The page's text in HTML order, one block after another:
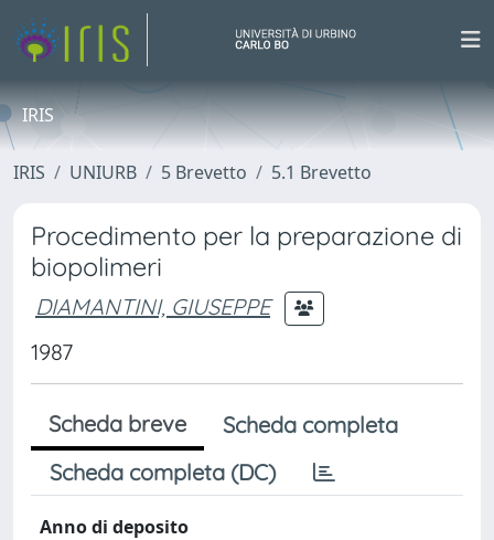
IRIS
IRIS UNIURB 5 Brevetto 5.1 Brevetto
Procedimento per la preparazione di
biopolimeri
DIAMANTINI, GIUSEPPE
1987
Scheda breve
Scheda completa
Scheda completa (DC)
Anno di deposito